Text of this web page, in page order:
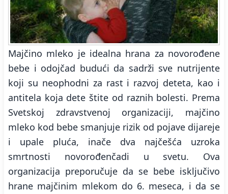
Majčino mleko je idealna hrana za novorođene
bebe i odojčad budući da sadrži sve nutrijente
koji su neophodni za rast i razvoj deteta, kao i
antitela koja dete štite od raznih bolesti. Prema
Svetskoj zdravstvenoj organizaciji, majčino
mleko kod bebe smanjuje rizik od pojave dijareje
i upale pluća, inače dva najčešća uzroka
smrtnosti novorođenčadi u svetu. Ova
organizacija preporučuje da se bebe isključivo
hrane majčinim mlekom do 6. meseca, i da se